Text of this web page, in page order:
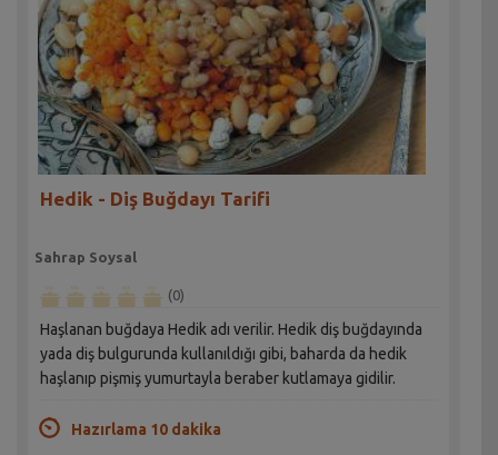
Hedik - Diş Buğdayı Tarifi
Sahrap Soysal
(0)
Haşlanan buğdaya Hedik adı verilir. Hedik diş buğdayında
yada diş bulgurunda kullanıldığı gibi, baharda da hedik
haşlanıp pişmiş yumurtayla beraber kutlamaya gidilir.
Hazırlama 10 dakika